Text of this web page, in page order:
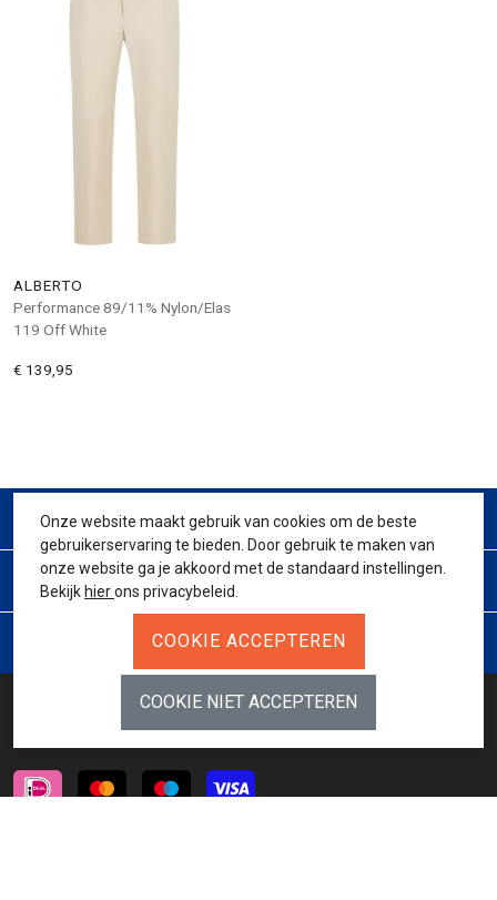
ALBERTO
Performance 89/11% Nylon/Elas
119 Off White
€ 139,95
CONTACT
KLANTENSERVICE
Onze website maakt gebruik van cookies om de beste
gebruikerservaring te bieden. Door gebruik te maken van
onze website ga je akkoord met de standaard instellingen.
Bekijk hierons privacybeleid.